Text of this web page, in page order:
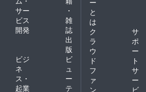
サー
ビス
開発
・
雑
誌
出
版
ビジ
ネ
ス・
起業
ビ
ュ
ー
テ
ー
と
は
ク
ラ
ウ
ド
フ
ァ
ン
サ
ポ
ー
ト
サ
ー
ビ